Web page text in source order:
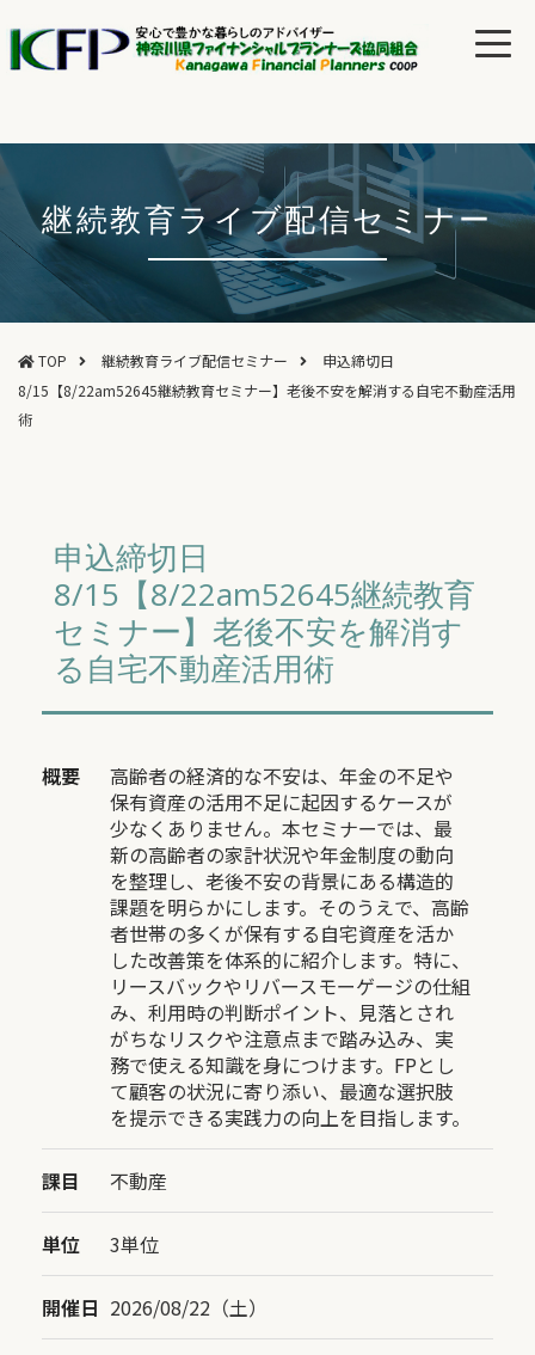
継続教育ライブ配信セミナー
TOP 継続教育ライブ配信セミナー
申込締切日
8/15【8/22am52645継続教育セミナー】老後不安を解消する自宅不動産活用
術
申込締切日
8/15【8/22am52645継続教育
セミナー】老後不安を解消す
る自宅不動産活用術
概要
高齢者の経済的な不安は、年金の不足や
保有資産の活用不足に起因するケースが
少なくありません。本セミナーでは、最
新の高齢者の家計状況や年金制度の動向
を整理し、老後不安の背景にある構造的
課題を明らかにします。そのうえで、高齢
者世帯の多くが保有する自宅資産を活か
した改善策を体系的に紹介します。特に、
リースバックやリバースモーゲージの仕組
み、利用時の判断ポイント、見落とされ
がちなリスクや注意点まで踏み込み、実
務で使える知識を身につけます。FPとし
て顧客の状況に寄り添い、最適な選択肢
を提示できる実践力の向上を目指します。
課目 不動産
単位 3単位
開催日 2026/08/22（土）